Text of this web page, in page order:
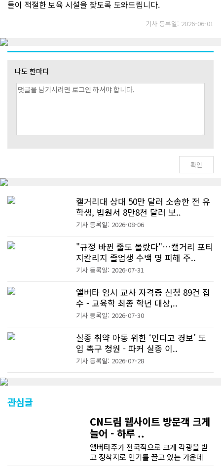
들이 적절한 보육 시설을 찾도록 도와드립니다.
기사 등록일: 2026-06-01
나도 한마디
캘거리대 상대 50만 달러 소송한 전 유
학생, 법원서 8만8천 달러 보..
기사 등록일: 2026-08-06
"규정 바뀐 줄도 몰랐다"…캘거리 포티
지칼리지 졸업생 수백 명 피해 주..
기사 등록일: 2026-07-31
앨버타 임시 교사 자격증 신청 89건 접
수 - 교육학 최종 학년 대상,..
기사 등록일: 2026-07-30
실종 취약 아동 위한 ‘인디고 경보’ 도
입 촉구 청원 - 파커 실종 이..
기사 등록일: 2026-07-28
관심글
CN드림 웹사이트 방문객 크게
늘어 - 하루 ..
앨버타주가 전국적으로 크게 각광을 받
고 정착지로 인기를 끌고 있는 가운데